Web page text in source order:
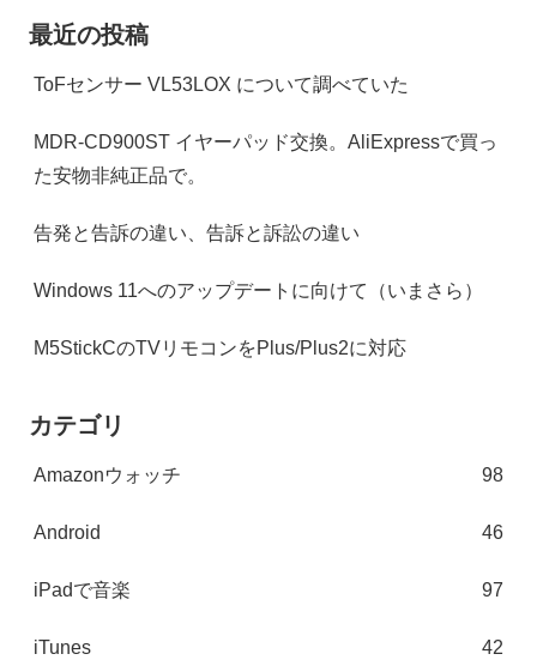
最近の投稿
ToFセンサー VL53LOX について調べていた
MDR-CD900ST イヤーパッド交換。AliExpressで買っ
た安物非純正品で。
告発と告訴の違い、告訴と訴訟の違い
Windows 11へのアップデートに向けて（いまさら）
M5StickCのTVリモコンをPlus/Plus2に対応
カテゴリ
Amazonウォッチ 98
Android 46
iPadで音楽 97
iTunes 42